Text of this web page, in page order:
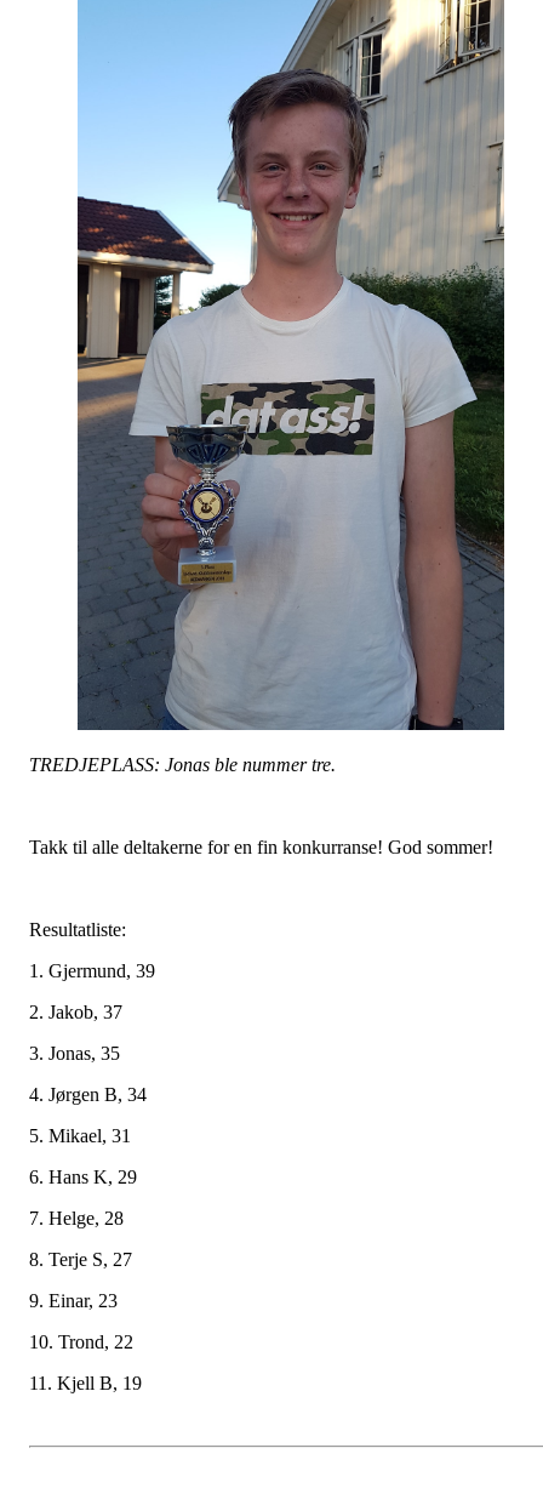
TREDJEPLASS: Jonas ble nummer tre.
Takk til alle deltakerne for en fin konkurranse! God sommer!
Resultatliste:
1. Gjermund, 39
2. Jakob, 37
3. Jonas, 35
4. Jørgen B, 34
5. Mikael, 31
6. Hans K, 29
7. Helge, 28
8. Terje S, 27
9. Einar, 23
10. Trond, 22
11. Kjell B, 19